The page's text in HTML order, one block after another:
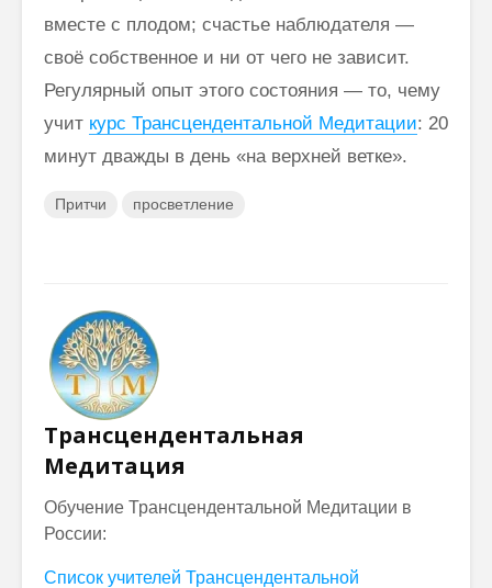
вместе с плодом; счастье наблюдателя —
своё собственное и ни от чего не зависит.
Регулярный опыт этого состояния — то, чему
учит курс Трансцендентальной Медитации: 20
минут дважды в день «на верхней ветке».
Притчи просветление
Трансцендентальная
Медитация
Обучение Трансцендентальной Медитации в
России:
Список учителей Трансцендентальной